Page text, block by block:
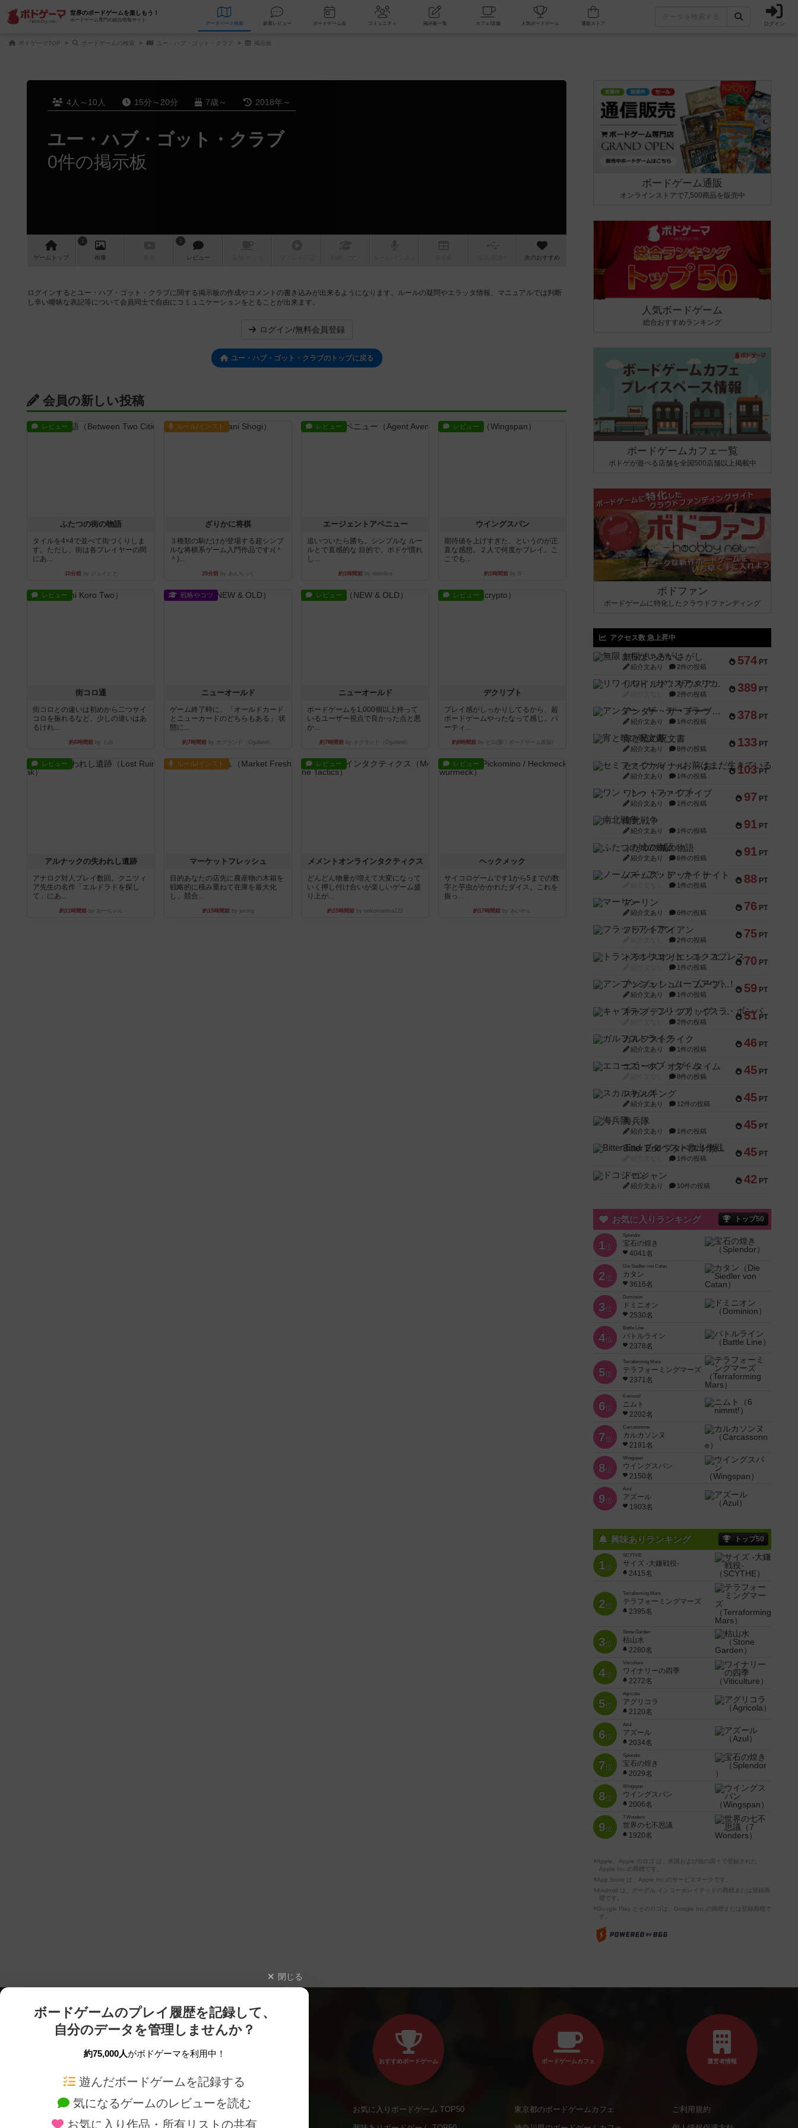
世界のボードゲームを楽しもう！
ボードゲーム専門の総合情報サイト
データベース 検索 新着レビュー ボードゲーム会 コミュニティ 掲示板一覧 カフェ/店舗 人気ボードゲーム ログイン
ボドゲーマTOP ボードゲームの検索 ユー・ハブ・ゴット・クラブ 掲示板
4人～10人 15分～20分 7歳～ 2018年～
ユー・ハブ・ゴット・クラブ
0件の掲示板
ゲーム トップ
1
画像
1
レビュー 次のおすすめ
ログインするとユー・ハブ・ゴット・クラブに関する掲示板の作成やコメントの書き込みが出来るようになります。ルールの疑問やエラッタ情報、マニュアルでは判断
し辛い曖昧な表記等について会員同士で自由にコミュニケーションをとることが出来ます。
ログイン/無料会員登録
ユー・ハブ・ゴット・クラブのトップに戻る
会員の新しい投稿
レビュー
ふたつの街の物語
タイルを4×4で並べて街づくりしま
す。ただし、街は各プレイヤーの間
にあ...
10分前by ジェイとと
ルール/インスト
ざりかに将棋
３種類の駒だけが登場する超シンプ
ルな将棋系ゲーム入門作品です♪(＾
＾)...
29分前by あんちっく
レビュー
エージェントアベニュー
追いついたら勝ち。シンプルな ルー
ルとで直感的な 目的で、ボドゲ慣れ
し...
約1時間前by daisdice
レビュー
ウイングスパン
期待値を上げすぎた、というのが正
直な感想。２人で何度かプレイ。こ
こでも...
約1時間前by S
レビュー
街コロ通
街コロとの違いは初めから二つサイ
コロを振れるなど、少しの違いはあ
るけれ...
約6時間前by くみ
戦略やコツ
ニューオールド
ゲーム終了時に、「オールドカード
とニューカードのどちらもある」 状
態に...
約7時間前 by オグランド（Oguland）
レビュー
ニューオールド
ボードゲームを1,000個以上持って
いるユーザー視点で良かった点と悪
か...
約7時間前 by オグランド（Oguland）
レビュー
デクリプト
プレイ感がしっかりしてるから、超
ボードゲームやったなって感じ。パ
ーティ...
約8時間前by ヒロ(新！ボードゲーム家族)
レビュー
アルナックの失われし遺跡
アナログ対人プレイ数回。クニツィ
ア先生の名作「エルドラドを探し
て」にあ...
約11時間前by おーちゃん
ルール/インスト
マーケットフレッシュ
目的あなたの店先に農産物の木箱を
戦略的に積み重ねて在庫を最大化
し、競合...
約15時間前by jurong
レビュー
メメントオンラインタクティクス
どんどん物量が増えて大変になって
いく押し付け合いが楽しいゲーム盛
り上が...
約15時間前 by nekomanma222
レビュー
ヘックメック
サイコロゲームです1から5までの数
字と芋虫がかかれたダイス。これを
振っ...
約17時間前 by みいやん
ボードゲーム通販
オンラインストアで7,500商品を販売中
人気ボードゲーム
総合おすすめランキング
ボードゲームカフェ一覧
ボドゲが遊べる店舗を全国500店舗以上掲載中
ボドファン
ボードゲームに特化したクラウドファンディング
アクセス数 急上昇中
574 PT
無限まちがいさがし
紹介文あり 2件の投稿
389 PT
リワイルド：サウスアメリカ
2件の投稿
378 PT
アンダー・ザ・テーブラー
紹介文あり 1件の投稿
133 PT
宵と暁の呪文書
紹介文あり 8件の投稿
103 PT
セミファイナル ～お前はまだ生きている～
紹介文あり 1件の投稿
97 PT
ワン・トゥ・ファイブ
紹介文あり 1件の投稿
91 PT
南北戦争
紹介文あり 1件の投稿
91 PT
ふたつの城の物語
紹介文あり 6件の投稿
88 PT
ノームズ・アット・ナイト
1件の投稿
76 PT
マーリン
紹介文あり 6件の投稿
75 PT
フラットアイアン
2件の投稿
70 PT
トランスオリエント・エクスプレス
1件の投稿
59 PT
アンブッシュ！：ムーブアウト！
紹介文あり 1件の投稿
51 PT
キャプテン・フリップ：イスラ・ボンバ
2件の投稿
46 PT
ガルフストライク
紹介文あり 1件の投稿
45 PT
エコーズ・オブ・タイム
8件の投稿
45 PT
スカルキング
紹介文あり 12件の投稿
45 PT
海兵隊
紹介文あり 1件の投稿
45 PT
Bitter End ブタペスト救出作戦
1件の投稿
42 PT
ドコジャン
紹介文あり 10件の投稿
お気に入りランキング トップ50
1位
Splendor
宝石の煌き
4041名
2位
Die Siedler von Catan
カタン
3616名
3位
Dominion
ドミニオン
2530名
4位
Battle Line
バトルライン
2378名
5位
Terraforming Mars
テラフォーミングマーズ
2371名
6位
6 nimmt!
ニムト
2202名
7位
Carcassonne
カルカソンヌ
2191名
8位
Wingspan
ウイングスパン
2150名
9位
Azul
アズール
1903名
興味ありランキング トップ50
1位
SCYTHE
サイズ -大鎌戦役-
2415名
2位
Terraforming Mars
テラフォーミングマーズ
2395名
3位
Stone Garden
枯山水
2280名
4位
Viticulture
ワイナリーの四季
2272名
5位
Agricola
アグリコラ
2120名
6位
Azul
アズール
2034名
7位
Splendor
宝石の煌き
2029名
8位
Wingspan
ウイングスパン
2006名
9位
7 Wonders
世界の七不思議
1920名
※Apple、Apple のロゴ は、米国および他の国々で登録された
Apple Inc.の商標です。
※App Store は、Apple Inc.のサービスマークです。
※Android は、グーグル インコーポレイテッドの商標または登録商
標です。
※Google Play とそのロゴは、Google Inc.の商標または登録商標で
す。
閉じる
ボードゲームのプレイ履歴を記録して、
自分のデータを管理しませんか？
約75,000人がボドゲーマを利用中！
遊んだボードゲームを記録する
気になるゲームのレビューを読む
お気に入り作品・所有リストの共有
ボードゲームを検索する 新作・再入荷情報
おすすめボードゲーム
お気に入りボードゲーム TOP50
ボードゲームカフェ
東京都のボードゲームカフェ
運営者情報
ご利用規約